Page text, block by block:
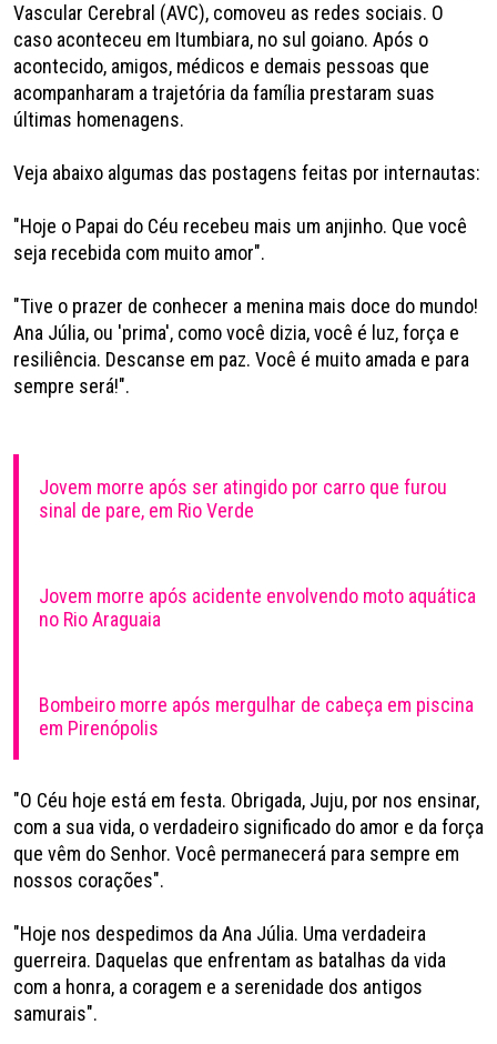
Vascular Cerebral (AVC), comoveu as redes sociais. O
caso aconteceu em Itumbiara, no sul goiano. Após o
acontecido, amigos, médicos e demais pessoas que
acompanharam a trajetória da família prestaram suas
últimas homenagens.
Veja abaixo algumas das postagens feitas por internautas:
"Hoje o Papai do Céu recebeu mais um anjinho. Que você
seja recebida com muito amor".
"Tive o prazer de conhecer a menina mais doce do mundo!
Ana Júlia, ou 'prima', como você dizia, você é luz, força e
resiliência. Descanse em paz. Você é muito amada e para
sempre será!".
Jovem morre após ser atingido por carro que furou
sinal de pare, em Rio Verde
Jovem morre após acidente envolvendo moto aquática
no Rio Araguaia​
Bombeiro morre após mergulhar de cabeça em piscina
em Pirenópolis
"O Céu hoje está em festa. Obrigada, Juju, por nos ensinar,
com a sua vida, o verdadeiro significado do amor e da força
que vêm do Senhor. Você permanecerá para sempre em
nossos corações".
"Hoje nos despedimos da Ana Júlia. Uma verdadeira
guerreira. Daquelas que enfrentam as batalhas da vida
com a honra, a coragem e a serenidade dos antigos
samurais".